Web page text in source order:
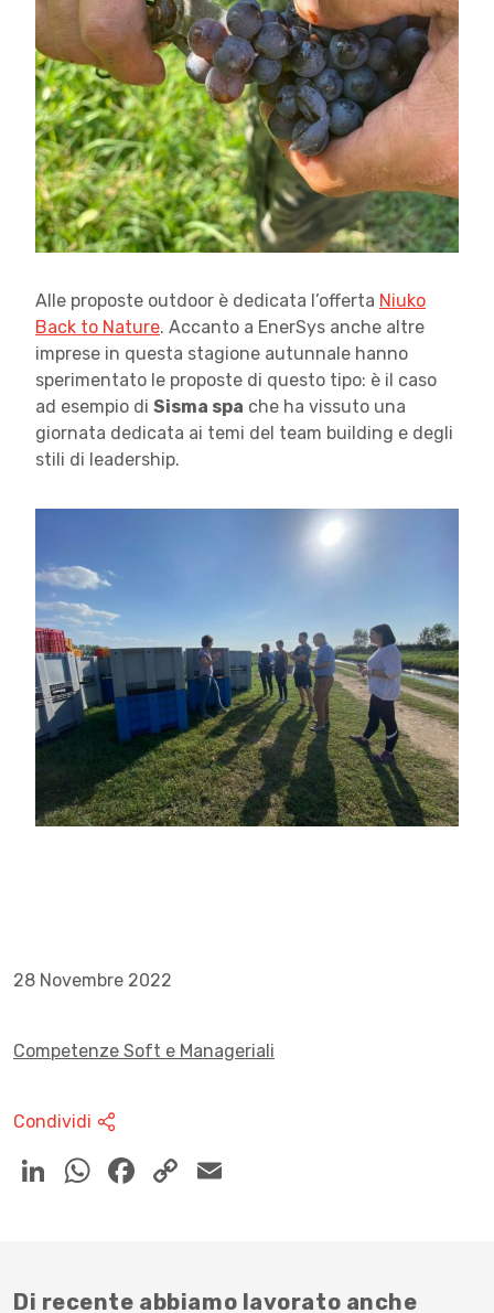
28 Novembre 2022
Competenze Soft e Manageriali
Condividi
Alle proposte outdoor è dedicata l’offerta Niuko
Back to Nature. Accanto a EnerSys anche altre
imprese in questa stagione autunnale hanno
sperimentato le proposte di questo tipo: è il caso
ad esempio di Sisma spa che ha vissuto una
giornata dedicata ai temi del team building e degli
stili di leadership.
Di recente abbiamo lavorato anche